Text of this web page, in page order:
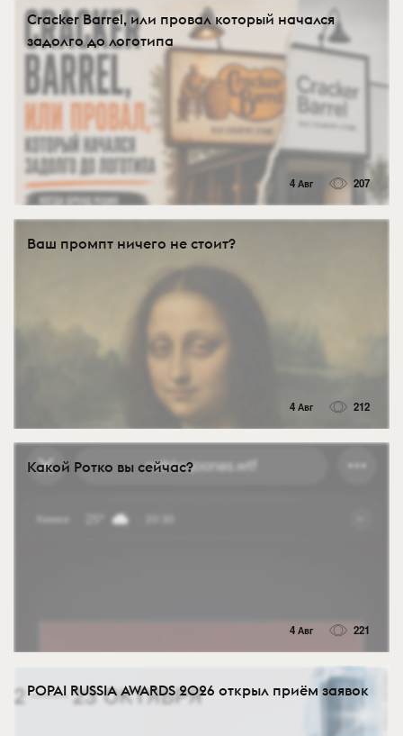
Cracker Barrel, или провал который начался
задолго до логотипа
4 Авг 207
Ваш промпт ничего не стоит?
4 Авг 212
Какой Ротко вы сейчас?
4 Авг 221
POPAI RUSSIA AWARDS 2026 открыл приём заявок